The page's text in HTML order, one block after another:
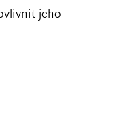
jeho